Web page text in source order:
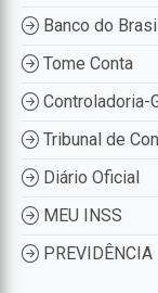
Banco do Brasil
Tome Conta
Controladoria-
Tribunal de
Diário Oficial
MEU INSS
PREVIDÊNCIA